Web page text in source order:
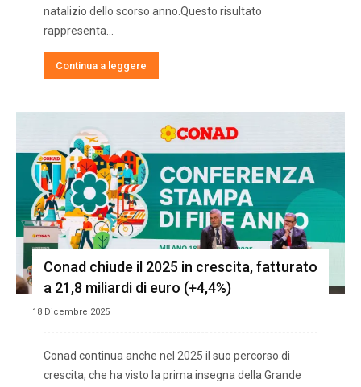
natalizio dello scorso anno.Questo risultato
rappresenta...
Continua a leggere
Conad chiude il 2025 in crescita, fatturato
a 21,8 miliardi di euro (+4,4%)
18 Dicembre 2025
Conad continua anche nel 2025 il suo percorso di
crescita, che ha visto la prima insegna della Grande